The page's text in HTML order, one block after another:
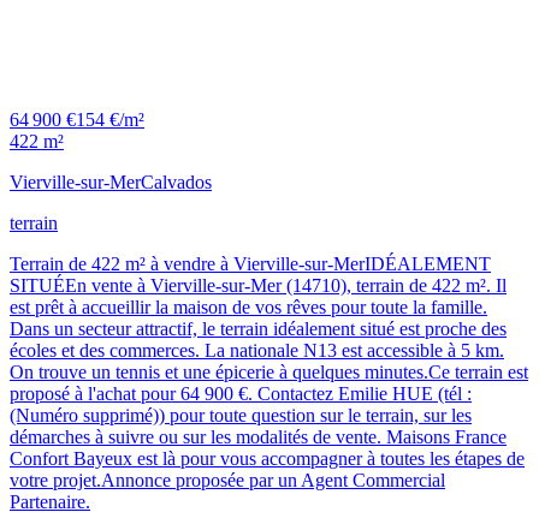
64 900 €154 €/m²
422 m²
Vierville-sur-MerCalvados
terrain
Terrain de 422 m² à vendre à Vierville-sur-MerIDÉALEMENT
SITUÉEn vente à Vierville-sur-Mer (14710), terrain de 422 m². Il
est prêt à accueillir la maison de vos rêves pour toute la famille.
Dans un secteur attractif, le terrain idéalement situé est proche des
écoles et des commerces. La nationale N13 est accessible à 5 km.
On trouve un tennis et une épicerie à quelques minutes.Ce terrain est
proposé à l'achat pour 64 900 €. Contactez Emilie HUE (tél :
(Numéro supprimé)) pour toute question sur le terrain, sur les
démarches à suivre ou sur les modalités de vente. Maisons France
Confort Bayeux est là pour vous accompagner à toutes les étapes de
votre projet.Annonce proposée par un Agent Commercial
Partenaire.